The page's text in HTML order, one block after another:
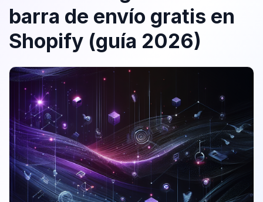
barra de envío gratis en
Shopify (guía 2026)